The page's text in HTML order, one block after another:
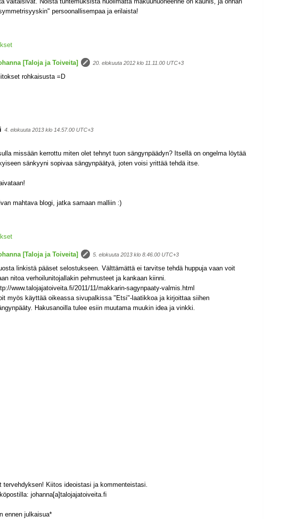
persoonallisempaa ja erilaista!
[Taloja ja Toiveita] 20. elokuuta 2012 klo 11.11.00 UTC+3
rohkaisusta =D
4. elokuuta 2013 klo 14.57.00 UTC+3
missään kerrottu miten olet tehnyt tuon sängynpäädyn? Itsellä on ongelma löytää
sänkyyni sopivaa sängynpäätyä, joten voisi yrittää tehdä itse.
mahtava blogi, jatka samaan malliin :)
[Taloja ja Toiveita] 5. elokuuta 2013 klo 8.46.00 UTC+3
linkistä pääset selostukseen. Välttämättä ei tarvitse tehdä huppuja vaan voit
nitoa verhoilunitojallakin pehmusteet ja kankaan kiinni.
www.talojajatoiveita.fi/2011/11/makkarin-sagynpaaty-valmis.html
myös käyttää oikeassa sivupalkissa "Etsi"-laatikkoa ja kirjoittaa siihen
Hakusanoilla tulee esiin muutama muukin idea ja vinkki.
tervehdyksen! Kiitos ideoistasi ja kommenteistasi.
johanna[a]talojajatoiveita.fi
ennen julkaisua*